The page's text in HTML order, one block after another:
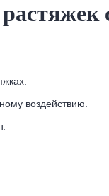
воздействию.